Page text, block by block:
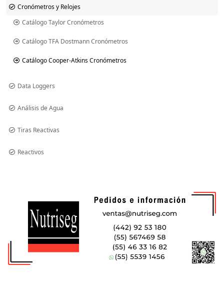
Cronómetros y Relojes
Catálogo Taylor Cronómetros
Catálogo TFA Dostmann Cronómetros
Catálogo Cooper-Atkins Cronómetros
Data Loggers
Análisis de Agua
Tiras Reactivas
Reactivos